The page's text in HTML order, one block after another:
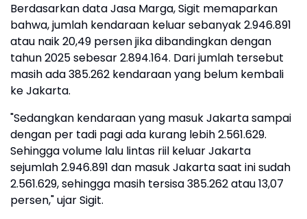
Berdasarkan data Jasa Marga, Sigit memaparkan
bahwa, jumlah kendaraan keluar sebanyak 2.946.891
atau naik 20,49 persen jika dibandingkan dengan
tahun 2025 sebesar 2.894.164. Dari jumlah tersebut
masih ada 385.262 kendaraan yang belum kembali
ke Jakarta.
"Sedangkan kendaraan yang masuk Jakarta sampai
dengan per tadi pagi ada kurang lebih 2.561.629.
Sehingga volume lalu lintas riil keluar Jakarta
sejumlah 2.946.891 dan masuk Jakarta saat ini sudah
2.561.629, sehingga masih tersisa 385.262 atau 13,07
persen," ujar Sigit.